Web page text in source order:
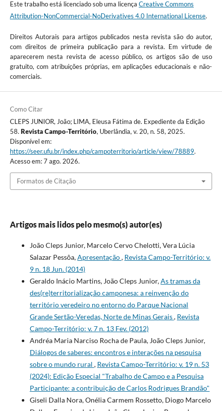
Este trabalho está licenciado sob uma licença Creative Commons
Attribution-NonCommercial-NoDerivatives 4.0 International License.
Direitos Autorais para artigos publicados nesta revista são do autor,
com direitos de primeira publicação para a revista. Em virtude de
aparecerem nesta revista de acesso público, os artigos são de uso
gratuito, com atribuições próprias, em aplicações educacionais e não-
comerciais.
Como Citar
CLEPS JUNIOR, João; LIMA, Eleusa Fátima de. Expediente da Edição
58. Revista Campo-Território, Uberlândia, v. 20, n. 58, 2025.
Disponível em:
https://seer.ufu.br/index.php/campoterritorio/article/view/78889.
Acesso em: 7 ago. 2026.
Formatos de Citação
Artigos mais lidos pelo mesmo(s) autor(es)
João Cleps Junior, Marcelo Cervo Chelotti, Vera Lúcia
Salazar Pessôa,Apresentação, Revista Campo-Território: v.
9 n. 18 Jun. (2014)
Geraldo Inácio Martins, João Cleps Junior,As tramas da
des(re)territorialização camponesa: a reinvenção do
território veredeiro no entorno do Parque Nacional
Grande Sertão-Veredas, Norte de Minas Gerais, Revista
Campo-Território: v. 7 n. 13 Fev. (2012)
Andréa Maria Narciso Rocha de Paula, João Cleps Junior,
Diálogos de saberes: encontros e interações na pesquisa
sobre o mundo rural , Revista Campo-Território: v. 19 n. 53
(2024): Edição Especial "Trabalho de Campo e a Pesquisa
Participante: a contribuição de Carlos Rodrigues Brandão"
Giseli Dalla Nora, Onélia Carmem Rossetto, Diogo Marcelo